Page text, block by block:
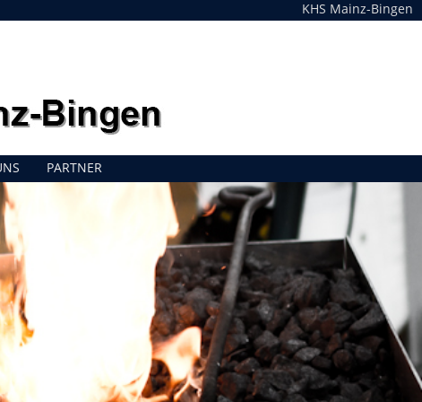
KHS Mainz-Bingen
PARTNER